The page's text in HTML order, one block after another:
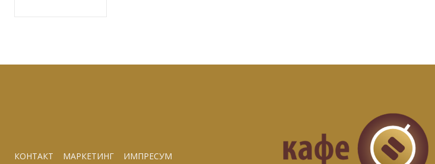
КОНТАКТ МАРКЕТИНГ ИМПРЕСУМ